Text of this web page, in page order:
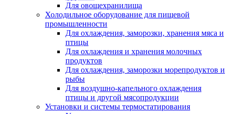
Для овощехранилища
Холодильное оборудование для пищевой
промышленности
Для охлаждения, заморозки, хранения мяса и
птицы
Для охлаждения и хранения молочных
продуктов
Для охлаждения, заморозки морепродуктов и
рыбы
Для воздушно-капельного охлаждения
птицы и другой мясопродукции
Установки и системы термостатирования